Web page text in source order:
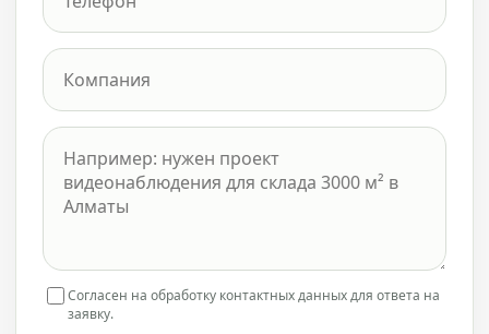
Согласен на обработку контактных данных для ответа на
заявку.